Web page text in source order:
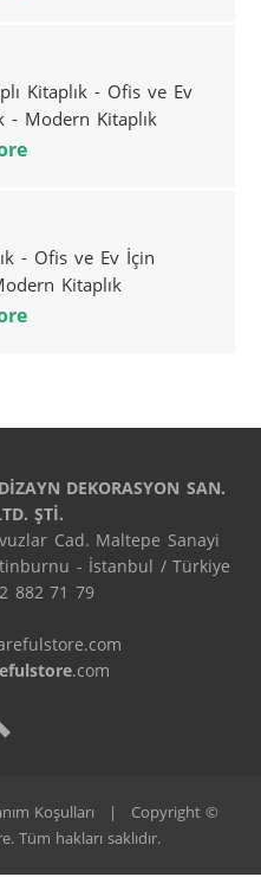
Kitaplık - Ofis ve Ev
- Modern Kitaplık
- Ofis ve Ev İçin
Kitaplık
DEKORASYON SAN.
ŞTİ.
Cad. Maltepe Sanayi
- İstanbul / Türkiye
882 71 79
.com
Koşulları |
Copyright ©
Tüm hakları saklıdır.